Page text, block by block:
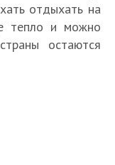
отдыхать на
тепло и можно
остаются